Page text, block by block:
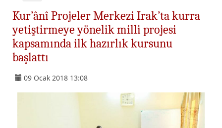
Kur’ânî Projeler Merkezi Irak’ta kurra
yetiştirmeye yönelik milli projesi
kapsamında ilk hazırlık kursunu
başlattı
09 Ocak 2018 13:08